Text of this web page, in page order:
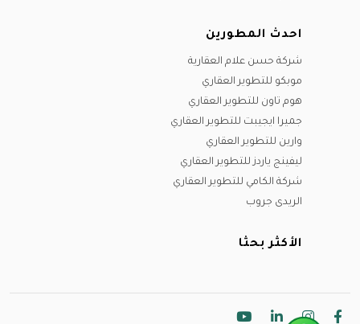
احدث المطورين
شركة حسن علام العقارية
موبكو للتطوير العقاري
هوم تاون للتطوير العقاري
جميرا ايجيبت للتطوير العقاري
وارين للتطوير العقاري
ليفينج ياردز للتطوير العقاري
شركة الكامي للتطوير العقاري
الريدى جروب
الأكثر بحثا